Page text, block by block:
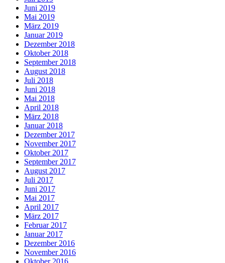
Juni 2019
Mai 2019
März 2019
Januar 2019
Dezember 2018
Oktober 2018
September 2018
August 2018
Juli 2018
Juni 2018
Mai 2018
April 2018
März 2018
Januar 2018
Dezember 2017
November 2017
Oktober 2017
September 2017
August 2017
Juli 2017
Juni 2017
Mai 2017
April 2017
März 2017
Februar 2017
Januar 2017
Dezember 2016
November 2016
Oktober 2016